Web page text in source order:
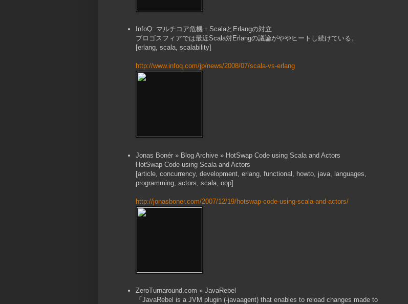
InfoQ: マルチコア危機：ScalaとErlangの対立
ブロゴスフィアでは最近Scala対Erlangの議論がややヒートし続けている。
[erlang, scala, scalability]
http://www.infoq.com/jp/news/2008/07/scala-vs-erlang
Jonas Bonér » Blog Archive » HotSwap Code using Scala and Actors
HotSwap Code using Scala and Actors
[article, concurrency, development, erlang, functional, howto, java, languages,
programming, actors, scala, oop]
http://jonasboner.com/2007/12/19/hotswap-code-using-scala-and-actors/
ZeroTurnaround.com » JavaRebel
「JavaRebel is a JVM plugin (-javaagent) that enables to reload changes made to